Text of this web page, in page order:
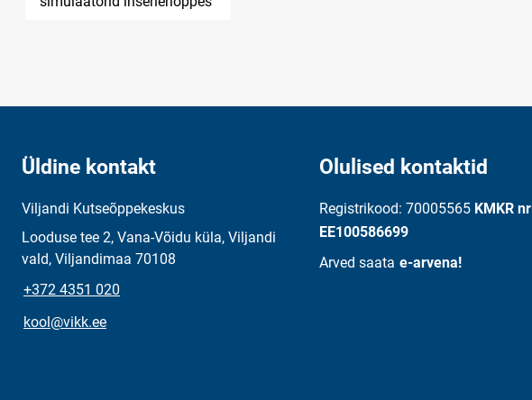
Üldine kontakt
Viljandi Kutseõppekeskus
Looduse tee 2, Vana-Võidu küla, Viljandi
vald, Viljandimaa 70108
+372 4351 020
kool@vikk.ee
Olulised kontaktid
Registrikood: 70005565 KMKR nr
EE100586699
Arved saata e-arvena!